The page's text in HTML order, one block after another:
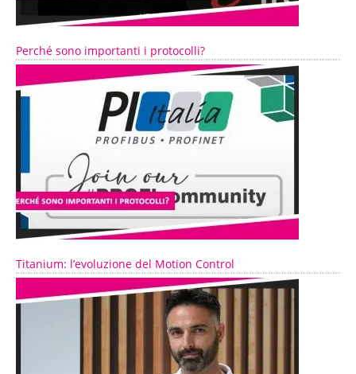
Perché sono importanti i protocolli?
Titanium: l’evoluzione del Motion Control